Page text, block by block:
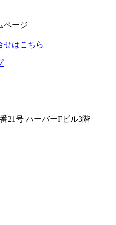
ページ
せはこちら
21号 ハーバーFビル3階